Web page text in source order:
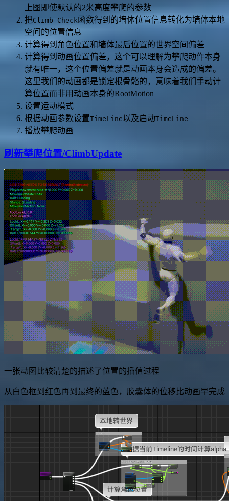
上图即使默认的2米高度攀爬的参数
把Climb Check函数得到的墙体位置信息转化为墙体本地
空间的位置信息
计算得到角色位置和墙体最后位置的世界空间偏差
计算得到动画位置偏差，这个可以理解为攀爬动作本身
就有唯一，这个位置偏差就是动画本身会造成的偏差。
这里我们的动画都是锁定根骨骼的，意味着我们手动计
算位置而非用动画本身的RootMotion
设置运动模式
根据动画参数设置TimeLine以及启动TimeLine
播放攀爬动画
刷新攀爬位置/ClimbUpdate
一张动图比较清楚的描述了位置的插值过程
从白色框到红色再到最终的蓝色，胶囊体的位移比动画早完成